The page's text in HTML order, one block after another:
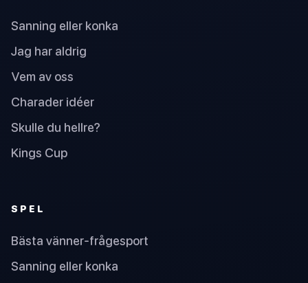
Sanning eller konka
Jag har aldrig
Vem av oss
Charader idéer
Skulle du hellre?
Kings Cup
SPEL
Bästa vänner-frågesport
Sanning eller konka